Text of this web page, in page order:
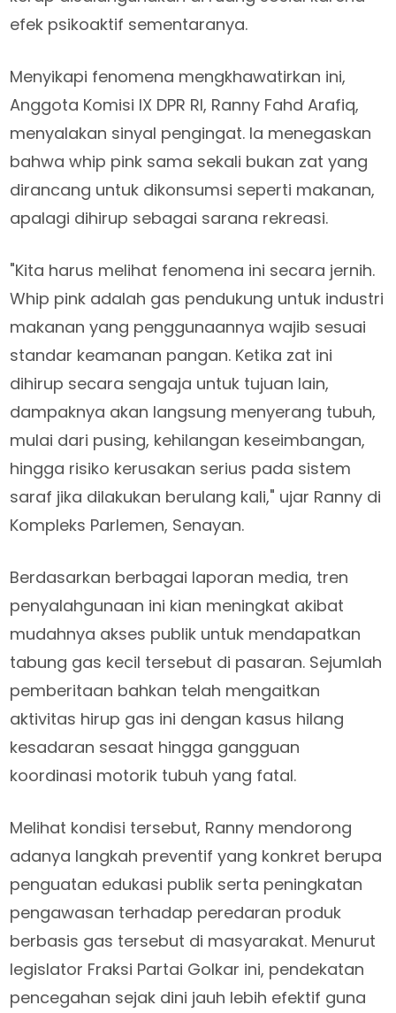
efek psikoaktif sementaranya.
Menyikapi fenomena mengkhawatirkan ini,
Anggota Komisi IX DPR RI, Ranny Fahd Arafiq,
menyalakan sinyal pengingat. Ia menegaskan
bahwa whip pink sama sekali bukan zat yang
dirancang untuk dikonsumsi seperti makanan,
apalagi dihirup sebagai sarana rekreasi.
"Kita harus melihat fenomena ini secara jernih.
Whip pink adalah gas pendukung untuk industri
makanan yang penggunaannya wajib sesuai
standar keamanan pangan. Ketika zat ini
dihirup secara sengaja untuk tujuan lain,
dampaknya akan langsung menyerang tubuh,
mulai dari pusing, kehilangan keseimbangan,
hingga risiko kerusakan serius pada sistem
saraf jika dilakukan berulang kali," ujar Ranny di
Kompleks Parlemen, Senayan.
Berdasarkan berbagai laporan media, tren
penyalahgunaan ini kian meningkat akibat
mudahnya akses publik untuk mendapatkan
tabung gas kecil tersebut di pasaran. Sejumlah
pemberitaan bahkan telah mengaitkan
aktivitas hirup gas ini dengan kasus hilang
kesadaran sesaat hingga gangguan
koordinasi motorik tubuh yang fatal.
Melihat kondisi tersebut, Ranny mendorong
adanya langkah preventif yang konkret berupa
penguatan edukasi publik serta peningkatan
pengawasan terhadap peredaran produk
berbasis gas tersebut di masyarakat. Menurut
legislator Fraksi Partai Golkar ini, pendekatan
pencegahan sejak dini jauh lebih efektif guna